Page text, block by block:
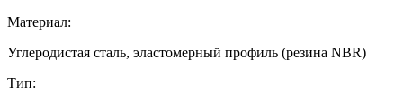
Материал:
Углеродистая сталь, эластомерный профиль (резина NBR)
Тип: